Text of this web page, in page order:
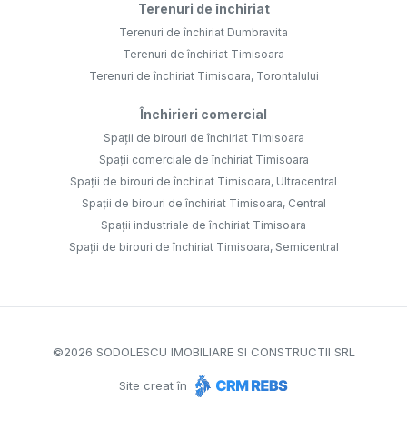
Terenuri de închiriat
Terenuri de închiriat Dumbravita
Terenuri de închiriat Timisoara
Terenuri de închiriat Timisoara, Torontalului
Închirieri comercial
Spații de birouri de închiriat Timisoara
Spații comerciale de închiriat Timisoara
Spații de birouri de închiriat Timisoara, Ultracentral
Spații de birouri de închiriat Timisoara, Central
Spații industriale de închiriat Timisoara
Spații de birouri de închiriat Timisoara, Semicentral
©2026 SODOLESCU IMOBILIARE SI CONSTRUCTII SRL
Site creat în